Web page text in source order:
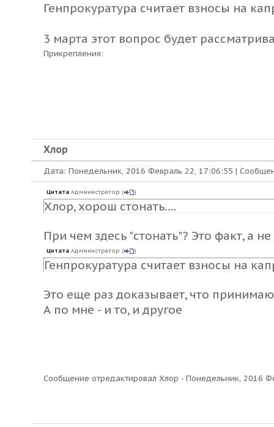
Генпрокуратура считает взносы на
3 марта этот вопрос будет
Прикрепления:
Хлор
Дата: Понедельник, 2016 Февраль 22, 17:06:55 |
Цитата Администратор ( )
Хлор, хорош стонать....
При чем здесь "стонать"? Это факт, а не
Цитата Администратор ( )
Генпрокуратура считает взносы на
Это еще раз доказывает, что
А по мне - и то, и другое
Сообщение отредактировал Хлор - Понедельник, 2016